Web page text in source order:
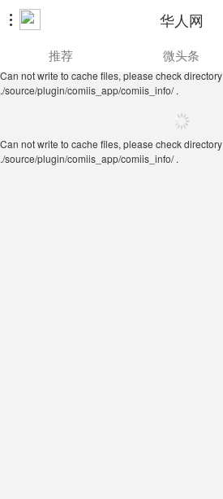
 华人网
./source/plugin/comiis_app/comiis_info/ .
推荐 微头条
Can not write to cache files, please check directory
./source/plugin/comiis_app/comiis_info/ .
Can not write to cache files, please check directory
./source/plugin/comiis_app/comiis_info/ .